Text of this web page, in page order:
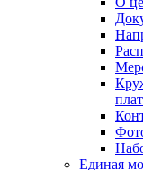
Единая